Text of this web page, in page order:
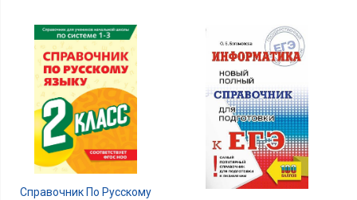
Справочник По Русскому